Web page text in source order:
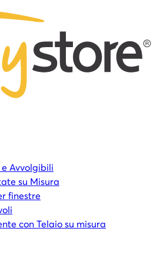
Avvolgibili
su Misura
finestre
con Telaio su misura